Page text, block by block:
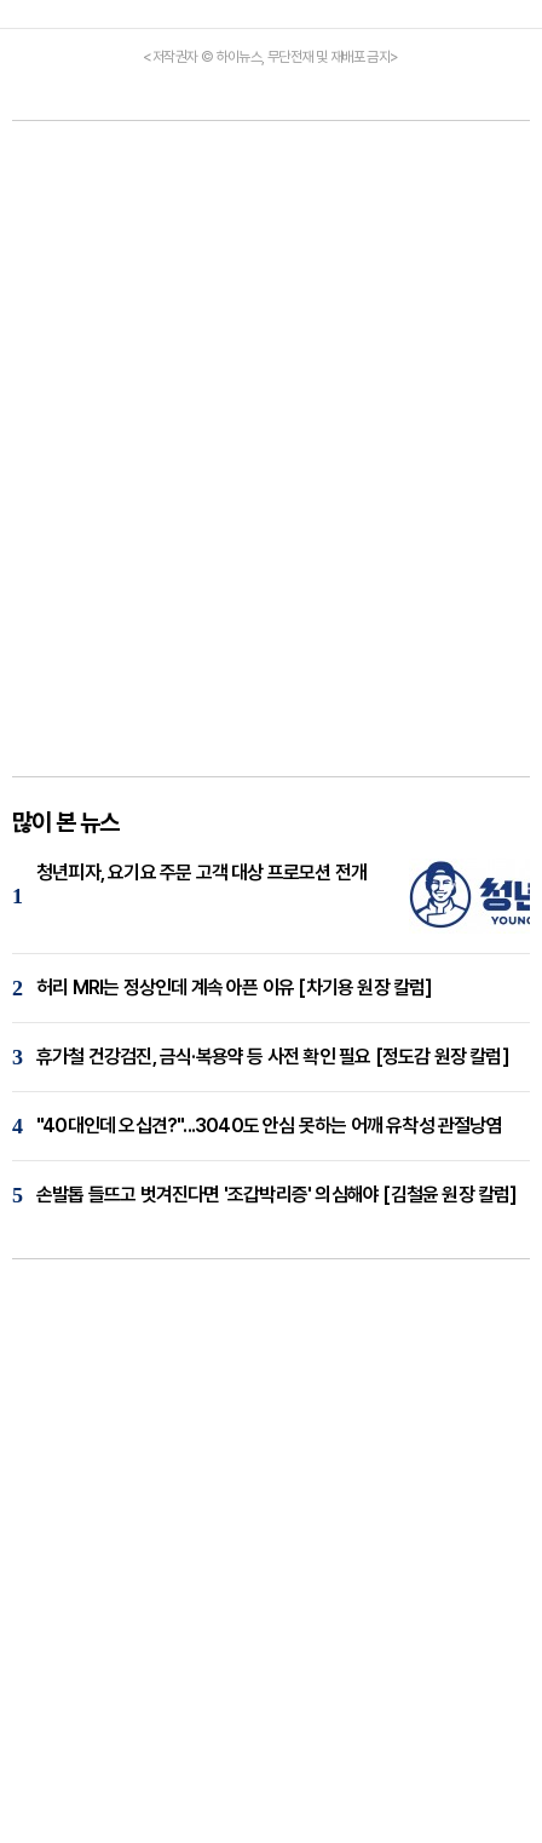
<저작권자 © 하이뉴스, 무단전재 및 재배포 금지>
많이 본 뉴스
1
청년피자, 요기요 주문 고객 대상 프로모션 전개
2 허리 MRI는 정상인데 계속 아픈 이유 [차기용 원장 칼럼]
3 휴가철 건강검진, 금식·복용약 등 사전 확인 필요 [정도감 원장 칼럼]
4 "40대인데 오십견?"...3040도 안심 못하는 어깨 유착성 관절낭염
5 손발톱 들뜨고 벗겨진다면 '조갑박리증' 의심해야 [김철윤 원장 칼럼]